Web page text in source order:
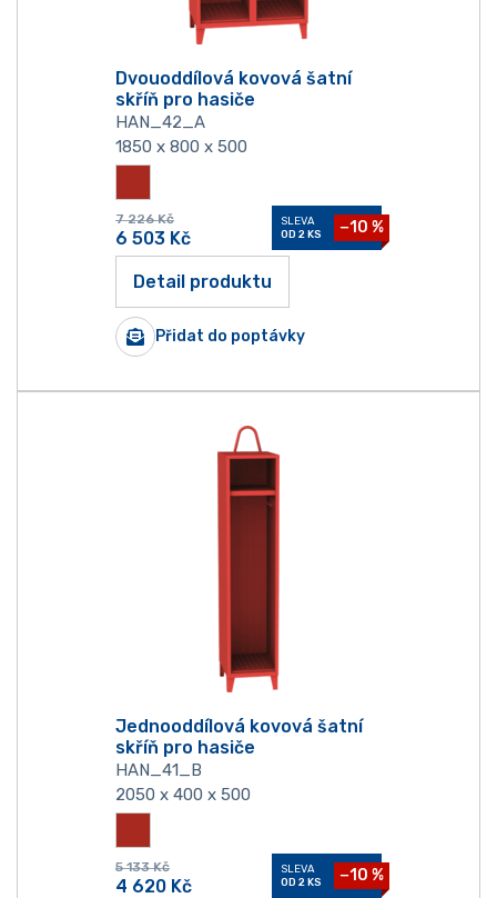
Dvouoddílová kovová šatní
skříň pro hasiče
HAN_42_A
1850 x 800 x 500
7 226 Kč
6 503 Kč
SLEVA
OD 2 KS
−10 %
Detail produktu
Přidat do poptávky
Jednooddílová kovová šatní
skříň pro hasiče
HAN_41_B
2050 x 400 x 500
5 133 Kč
4 620 Kč
SLEVA
OD 2 KS
−10 %